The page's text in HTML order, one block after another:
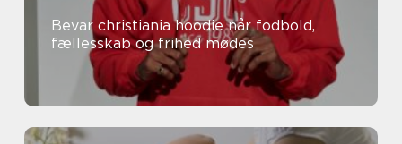
Bevar christiania hoodie når fodbold,
fællesskab og frihed mødes